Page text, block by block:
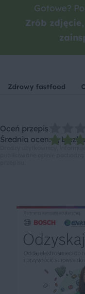
Gotowe?
Zrób
Zdrowy fastfood
Oceń przepis
Średnia ocen: 5,